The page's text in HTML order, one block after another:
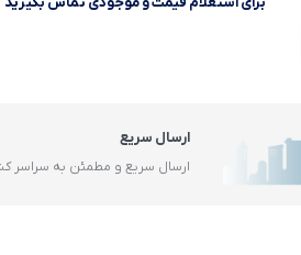
آرام پز
توستر
ارسال سریع
ارسال سریع و مطمئن به سراسر